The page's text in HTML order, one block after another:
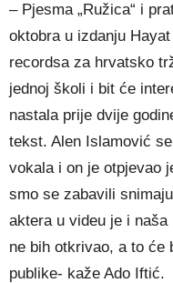
– Pjesma „Ružica“ i
oktobra u izdanju
recordsa za hrvatsko
jednoj školi i bit će
nastala prije dvije
tekst. Alen Islamović
vokala i on je otpjevao
smo se zabavili
aktera u videu je i
ne bih otkrivao, a to će
publike- kaže Ado Iftić.